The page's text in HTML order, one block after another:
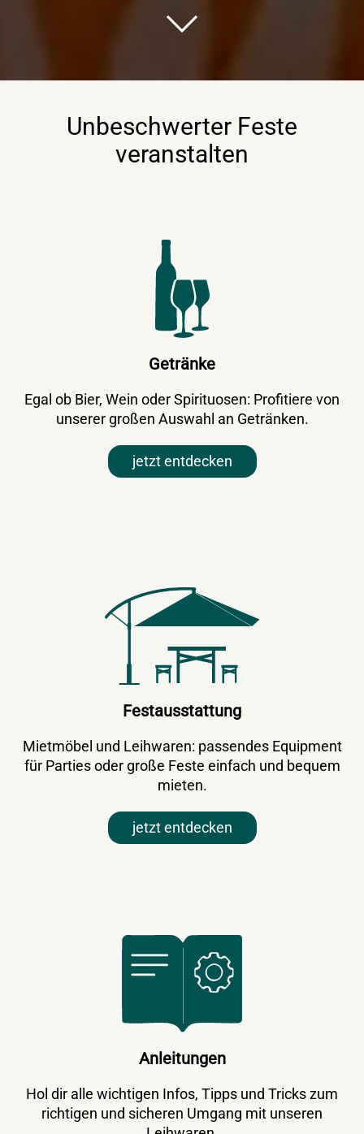
Unbeschwerter Feste
veranstalten
Getränke
Egal ob Bier, Wein oder Spirituosen: Profitiere von
unserer großen Auswahl an Getränken.
jetzt entdecken
Festausstattung
Mietmöbel und Leihwaren: passendes Equipment
für Parties oder große Feste einfach und bequem
mieten.
jetzt entdecken
Anleitungen
Hol dir alle wichtigen Infos, Tipps und Tricks zum
richtigen und sicheren Umgang mit unseren